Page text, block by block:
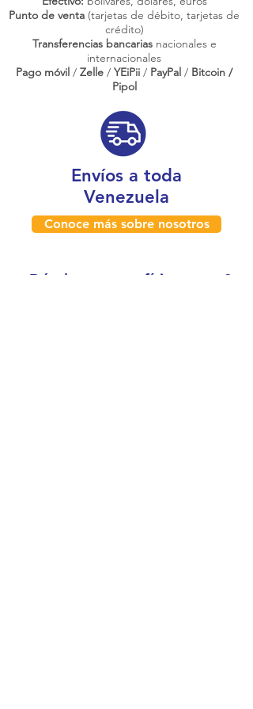
Punto de venta (tarjetas de débito, tarjetas de
crédito)
Transferencias bancariasnacionales e
internacionales
Pago móvil / Zelle / YEiPii / PayPal / Bitcoin /
Pipol
Envíos a toda
Venezuela
Conoce más sobre nosotros
¿Dónde estamos físicamente?